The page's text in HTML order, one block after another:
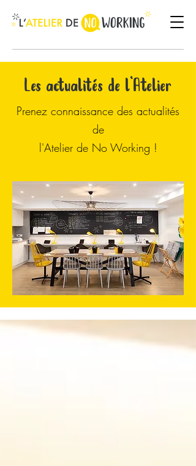
Les actualités de l'Atelier
Prenez connaissance des actualités
de
l'Atelier de No Working !